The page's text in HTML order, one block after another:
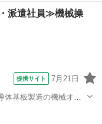
燥
さ9...
派遣社員≫機械操
提携サイト 7月21日
基板製造の機械オペ